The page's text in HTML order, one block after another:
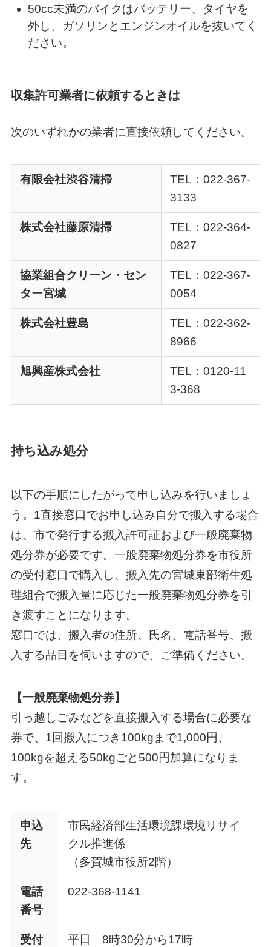
50cc未満のバイクはバッテリー、タイヤを
外し、ガソリンとエンジンオイルを抜いてく
ださい。
収集許可業者に依頼するときは
次のいずれかの業者に直接依頼してください。
有限会社渋谷清掃
TEL：022-367-
3133
株式会社藤原清掃
TEL：022-364-
0827
協業組合クリーン・セン
ター宮城
TEL：022-367-
0054
株式会社豊島
TEL：022-362-
8966
旭興産株式会社
TEL：0120-11
3-368
持ち込み処分
以下の手順にしたがって申し込みを行いましょ
う。1直接窓口でお申し込み自分で搬入する場合
は、市で発行する搬入許可証および一般廃棄物
処分券が必要です。一般廃棄物処分券を市役所
の受付窓口で購入し、搬入先の宮城東部衛生処
理組合で搬入量に応じた一般廃棄物処分券を引
き渡すことになります。
窓口では、搬入者の住所、氏名、電話番号、搬
入する品目を伺いますので、ご準備ください。
【一般廃棄物処分券】
引っ越しごみなどを直接搬入する場合に必要な
券で、1回搬入につき100kgまで1,000円、
100kgを超える50kgごと500円加算になりま
す。
申込
先
市民経済部生活環境課環境リサイ
クル推進係
（多賀城市役所2階）
電話
番号
022-368-1141
受付 平日 8時30分から17時